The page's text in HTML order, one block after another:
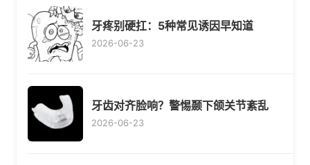
牙疼别硬扛：5种常见诱因早知道
2026-06-23
牙齿对齐脸响？警惕颞下颌关节紊乱
2026-06-23